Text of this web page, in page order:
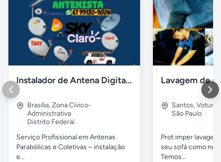
Instalador de Antena Digital em Brasília
Brasília,Zona Cívico-
Administrativa
Distrito Federal
Serviço Profissional em Antenas
Parabólicas e Coletivas – instalação
e...
Santos,Voturua
São Paulo
Prot imper
seu sofá como
Temos...